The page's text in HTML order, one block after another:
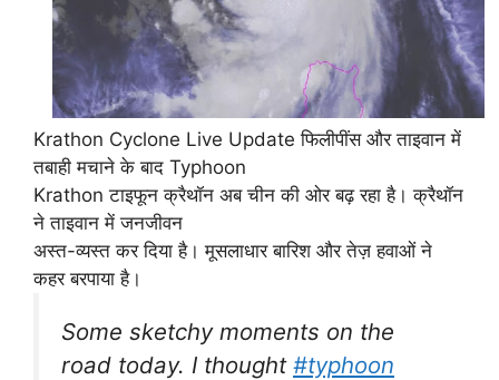
Krathon Cyclone Live Update फिलीपींस और ताइवान में
तबाही मचाने के बाद Typhoon
Krathon टाइफून क्रैथॉन अब चीन की ओर बढ़ रहा है। क्रैथॉन
ने ताइवान में जनजीवन
अस्त-व्यस्त कर दिया है। मूसलाधार बारिश और तेज़ हवाओं ने
कहर बरपाया है।
Some sketchy moments on the
road today. I thought #typhoon